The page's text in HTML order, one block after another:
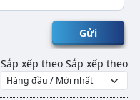
Gửi
Sắp xếp theo Sắp xếp theo